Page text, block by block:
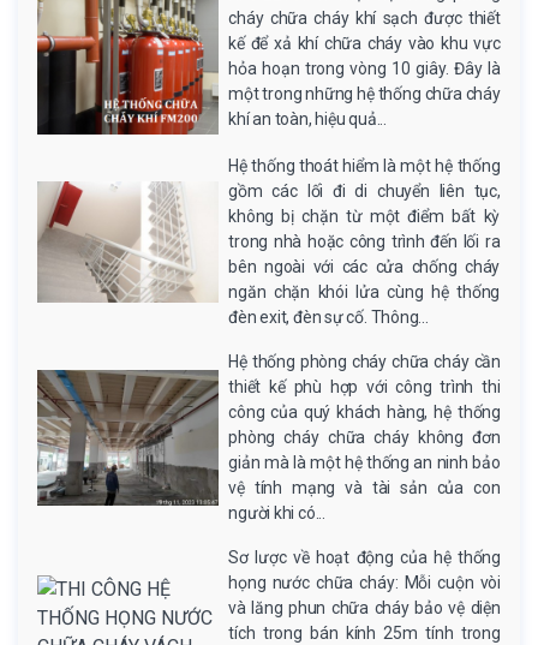
cháy chữa cháy khí sạch được thiết
kế để xả khí chữa cháy vào khu vực
hỏa hoạn trong vòng 10 giây. Đây là
một trong những hệ thống chữa cháy
khí an toàn, hiệu quả...
Hệ thống thoát hiểm là một hệ thống
gồm các lối đi di chuyển liên tục,
không bị chặn từ một điểm bất kỳ
trong nhà hoặc công trình đến lối ra
bên ngoài với các cửa chống cháy
ngăn chặn khói lửa cùng hệ thống
đèn exit, đèn sự cố. Thông...
Hệ thống phòng cháy chữa cháy cần
thiết kế phù hợp với công trình thi
công của quý khách hàng, hệ thống
phòng cháy chữa cháy không đơn
giản mà là một hệ thống an ninh bảo
vệ tính mạng và tài sản của con
người khi có...
Sơ lược về hoạt động của hệ thống
họng nước chữa cháy: Mỗi cuộn vòi
và lăng phun chữa cháy bảo vệ diện
tích trong bán kính 25m tính trong